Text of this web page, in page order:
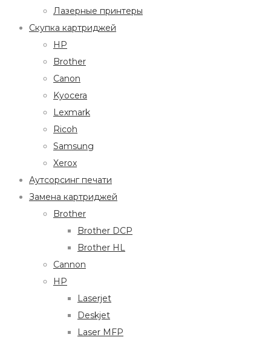
Лазерные принтеры
Скупка картриджей
HP
Brother
Canon
Kyocera
Lexmark
Ricoh
Samsung
Xerox
Аутсорсинг печати
Замена картриджей
Brother
Brother DCP
Brother HL
Cannon
HP
Laserjet
Deskjet
Laser MFP